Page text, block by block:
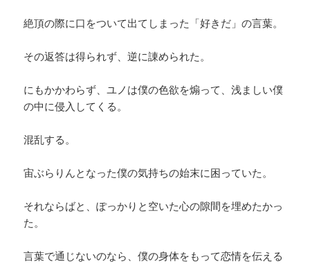
絶頂の際に口をついて出てしまった「好きだ」の言葉。
その返答は得られず、逆に諌められた。
にもかかわらず、ユノは僕の色欲を煽って、浅ましい僕
の中に侵入してくる。
混乱する。
宙ぶらりんとなった僕の気持ちの始末に困っていた。
それならばと、ぽっかりと空いた心の隙間を埋めたかっ
た。
言葉で通じないのなら、僕の身体をもって恋情を伝える